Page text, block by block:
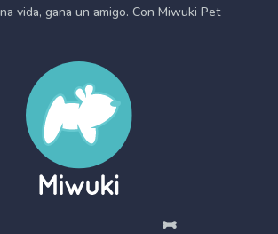
vida, gana un amigo. Con Miwuki Pet